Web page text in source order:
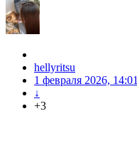
hellyritsu
1 февраля 2026, 14:01
↓
+3